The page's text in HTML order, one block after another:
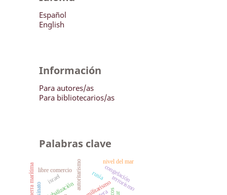
Español
English
Información
Para autores/as
Para bibliotecarios/as
Palabras clave
rusia
autoritarismo militarismo
libre comercio
terrorismo
israel congelación
nivel del mar
guerra marítima